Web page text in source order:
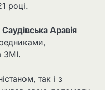
році.
Саудівська Аравія
ЗМІ.
так і з